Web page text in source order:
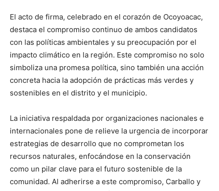
El acto de firma, celebrado en el corazón de Ocoyoacac,
destaca el compromiso continuo de ambos candidatos
con las políticas ambientales y su preocupación por el
impacto climático en la región. Este compromiso no solo
simboliza una promesa política, sino también una acción
concreta hacia la adopción de prácticas más verdes y
sostenibles en el distrito y el municipio.
La iniciativa respaldada por organizaciones nacionales e
internacionales pone de relieve la urgencia de incorporar
estrategias de desarrollo que no comprometan los
recursos naturales, enfocándose en la conservación
como un pilar clave para el futuro sostenible de la
comunidad. Al adherirse a este compromiso, Carballo y